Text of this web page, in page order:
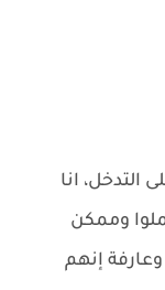
انا
وممكن
إنهم